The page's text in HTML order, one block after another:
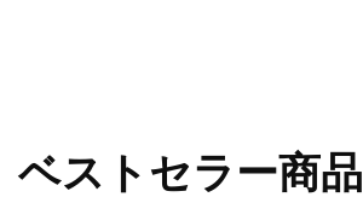
ベストセラー商品